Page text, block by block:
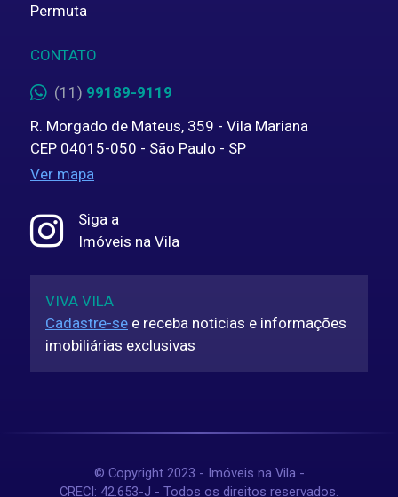
Permuta
CONTATO
(11) 99189-9119
R. Morgado de Mateus, 359 - Vila Mariana
CEP 04015-050 - São Paulo - SP
Ver mapa
Siga a
Imóveis na Vila
VIVA VILA
Cadastre-se e receba noticias e informações
imobiliárias exclusivas
© Copyright 2023 - Imóveis na Vila -
CRECI: 42.653-J - Todos os direitos reservados.